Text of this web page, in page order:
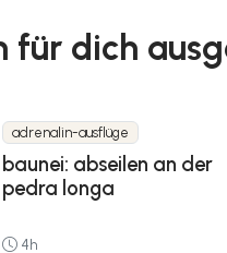
dich
adrenalin-ausflüge
baunei: abseilen an der
pedra longa
4h